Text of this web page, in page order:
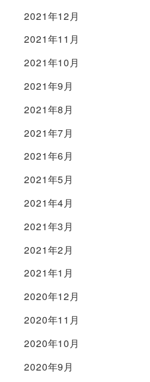
2021年12月
2021年11月
2021年10月
2021年9月
2021年8月
2021年7月
2021年6月
2021年5月
2021年4月
2021年3月
2021年2月
2021年1月
2020年12月
2020年11月
2020年10月
2020年9月